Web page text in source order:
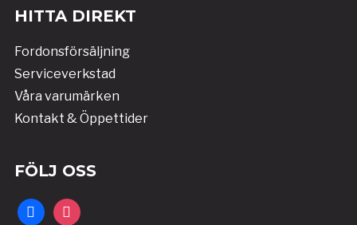
HITTA DIREKT
Fordonsförsäljning
Serviceverkstad
Våra varumärken
Kontakt & Öppettider
FÖLJ OSS
facebookinstagram